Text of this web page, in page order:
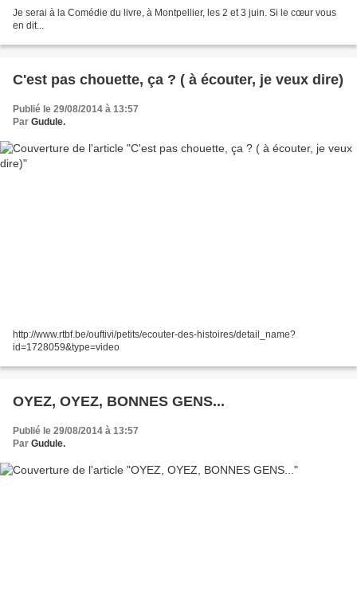
Je serai à la Comédie du livre, à Montpellier, les 2 et 3 juin. Si le cœur vous
en dit...
C'est pas chouette, ça ? ( à écouter, je veux dire)
Publié le 29/08/2014 à 13:57
Par Gudule.
http://www.rtbf.be/ouftivi/petits/ecouter-des-histoires/detail_name?
id=1728059&type=video
OYEZ, OYEZ, BONNES GENS...
Publié le 29/08/2014 à 13:57
Par Gudule.